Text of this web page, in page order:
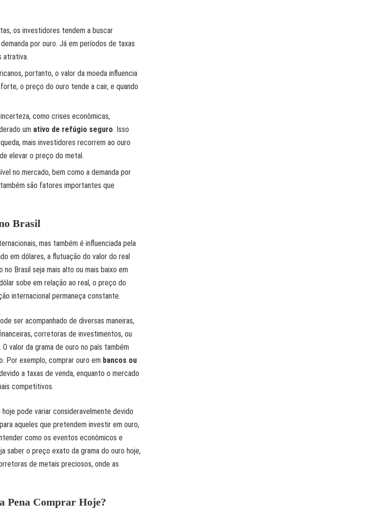
os investidores tendem a buscar
por ouro. Já em períodos de taxas
atrativa.
portanto, o valor da moeda influencia
o preço do ouro tende a cair, e quando
como crises econômicas,
um ativo de refúgio seguro. Isso
mais investidores recorrem ao ouro
elevar o preço do metal.
no mercado, bem como a demanda por
são fatores importantes que
Brasil
mas também é influenciada pela
em dólares, a flutuação do valor do real
Brasil seja mais alto ou mais baixo em
sobe em relação ao real, o preço do
internacional permaneça constante.
ser acompanhado de diversas maneiras,
corretoras de investimentos, ou
. O valor da grama de ouro no país também
Por exemplo, comprar ouro em bancos ou
a taxas de venda, enquanto o mercado
competitivos.
pode variar consideravelmente devido
aqueles que pretendem investir em ouro,
como os eventos econômicos e
saber o preço exato da grama do ouro hoje,
de metais preciosos, onde as
Pena Comprar Hoje?